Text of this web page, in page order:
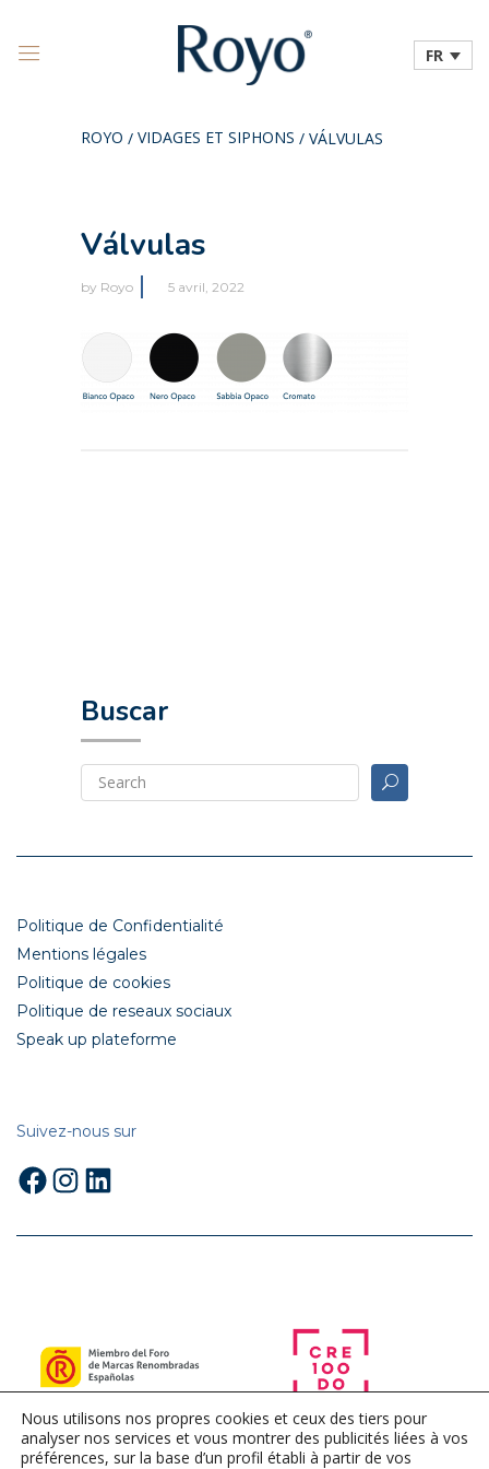
FR
ROYO / VIDAGES ET SIPHONS / VÁLVULAS
Válvulas
by Royo 5 avril, 2022
Buscar
Politique de Confidentialité
Mentions légales
Politique de cookies
Politique de reseaux sociaux
Speak up plateforme
Suivez-nous sur
Facebook
Instagram
LinkedIn
Nous utilisons nos propres cookies et ceux des tiers pour
analyser nos services et vous montrer des publicités liées à vos
préférences, sur la base d’un profil établi à partir de vos